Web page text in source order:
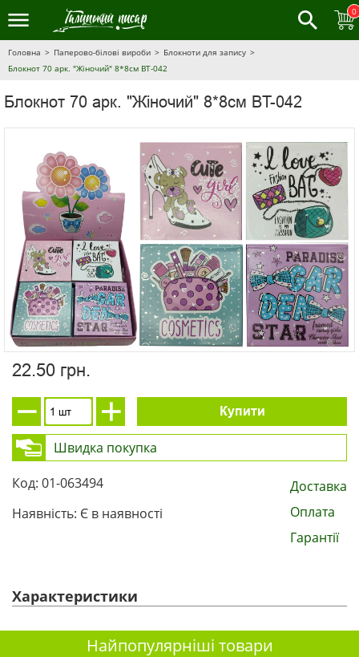
0
Головна Паперово-білові вироби
Блокноти для запису
Блокнот 70 арк. "Жіночий" 8*8см BT-042
Блокнот 70 арк. "Жіночий" 8*8см BT-042
22.50 грн.
Купити
Швидка покупка
Код: 01-063494
Наявність: Є в наявності
Доставка
Оплата
Гарантії
Характеристики
Найпопулярніші товари